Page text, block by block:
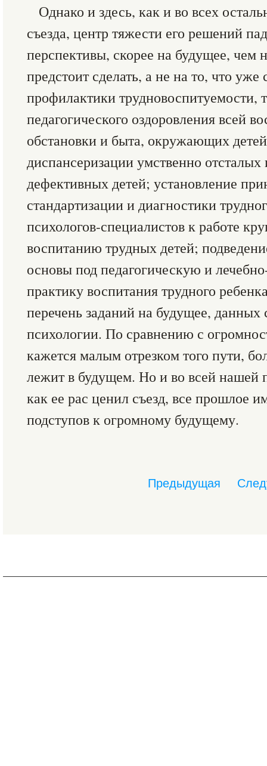
Однако и здесь, как и во всех
съезда, центр тяжести его решений
перспективы, скорее на будущее, чем
предстоит сделать, а не на то, что
профилактики трудновоспитуемости,
педагогического оздоровления всей
обстановки и быта, окружающих
диспансеризации умственно
дефективных детей; установление
стандартизации и диагностики
психологов-специалистов к работе
воспитанию трудных детей;
основы под педагогическую и
практику воспитания трудного
перечень заданий на будущее,
психологии. По сравнению с
кажется малым отрезком того пути,
лежит в будущем. Но и во всей нашей
как ее рас ценил съезд, все прошлое
подступов к огромному будущему.
Предыдущая